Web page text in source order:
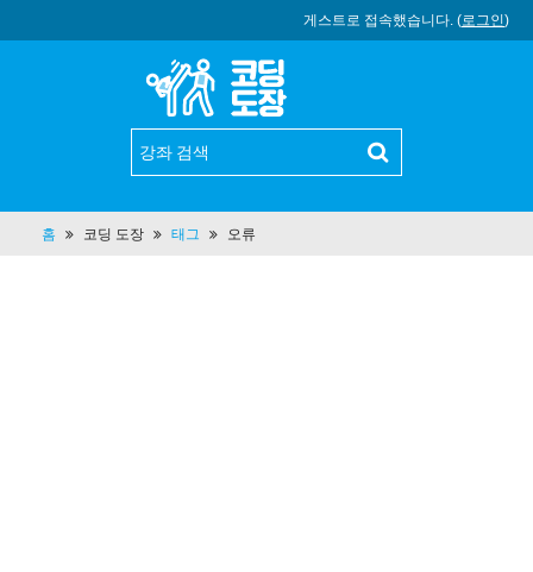
게스트로 접속했습니다. (로그인)
홈 코딩 도장 태그 오류